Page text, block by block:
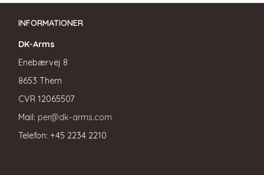
INFORMATIONER
DK-Arms
Enebærvej 8
8653 Them
CVR 12065507
Mail: per@dk-arms.com
Telefon: +45 2234 2210